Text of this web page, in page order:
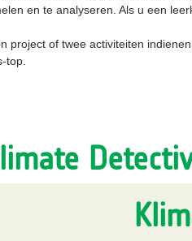
en te analyseren. Als u een
of twee activiteiten
top.